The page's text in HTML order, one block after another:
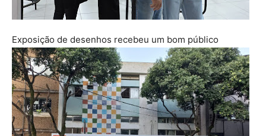
Exposição de desenhos recebeu um bom público